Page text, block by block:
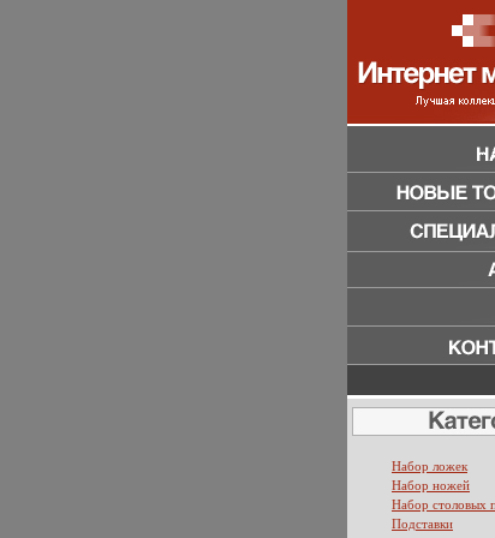
Набор ложек
Набор ножей
Набор столовых
Подставки